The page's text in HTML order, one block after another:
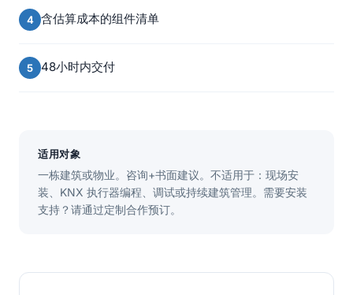
含估算成本的组件清单
48小时内交付
适用对象
一栋建筑或物业。咨询+书面建议。不适用于：现场安
装、KNX 执行器编程、调试或持续建筑管理。需要安装
支持？请通过定制合作预订。